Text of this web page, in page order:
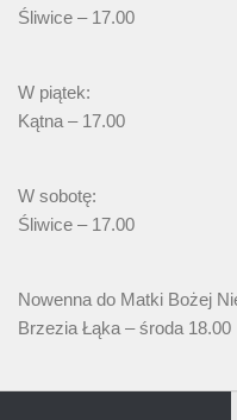
Śliwice – 17.00
W piątek:
Kątna – 17.00
W sobotę:
Śliwice – 17.00
Nowenna do Matki Bożej
Brzezia Łąka – środa 18.00